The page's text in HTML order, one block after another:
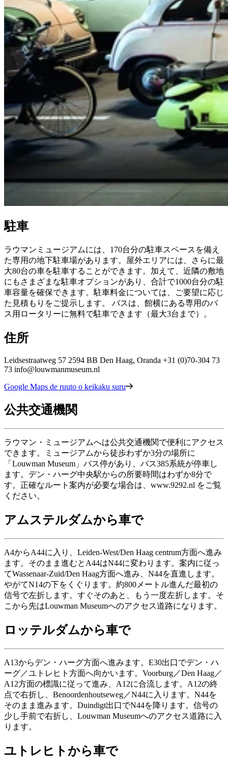
駐車
ラウマンミュージアムには、170台分の駐車スペースを備え
た専用の地下駐車場があります。屋外エリアには、さらに最
大80台の車を駐車することができます。加えて、近隣の敷地
にもさまざまな駐車オプションがあり、合計で1000台分の駐
車容量を確保できます。駐車料金については、ご要望に応じ
た見積もりをご提示します。 バスは、館横にある専用のバ
ス用ロータリーに無料で駐車できます（最大3台まで）。
住所
Leidsestraatweg 57 2594 BB Den Haag, Oranda +31 (0)70-304 73
73 info@louwmanmuseum.nl
Google Maps de ruuto o keikaku suru
公共交通機関
ラウマン・ミュージアムへは公共交通機関で便利にアクセス
できます。ミュージアムから徒歩わずか3分の場所に
「Louwman Museum」バス停があり、バス385系統が停車し
ます。デン・ハーグ中央駅からの所要時間はわずか8分で
す。正確なルート案内が必要な場合は、www.9292.nl をご覧
ください。
アムステルダムから車で
A4からA44に入り、Leiden-West/Den Haag centrum方面へ進み
ます。そのまま進むとA44はN44に変わります。案内に従っ
てWassenaar-Zuid/Den Haag方面へ進み、N44を直進します。
やがてN14の下をくぐります。約800メートル進んだ最初の
信号で左折します。すぐそのあと、もう一度左折します。そ
こから先はLouwman Museumへのアクセス道路になります。
ロッテルダムから車で
A13からデン・ハーグ方面へ進みます。E30出口でデン・ハ
ーグ／ユトレヒト方面へ向かいます。Voorburg／Den Haag／
A12方面の標識に従って進み、A12に合流します。A12の終
点で右折し、Benoordenhoutseweg／N44に入ります。N44を
そのまま進みます。Duindigt出口でN44を降ります。信号の
少し手前で右折し、Louwman Museumへのアクセス道路に入
ります。
ユトレヒトから車で